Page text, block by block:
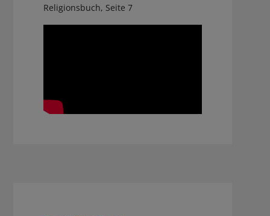
Religionsbuch, Seite 7